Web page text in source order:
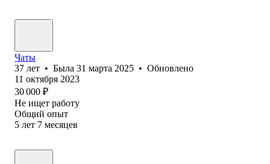
Чаты
37 лет • Была 31 марта 2025 • Обновлено
11 октября 2023
30 000 ₽
Не ищет работу
Общий опыт
5 лет 7 месяцев